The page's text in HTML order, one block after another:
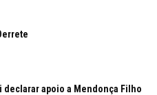
declarar apoio a Mendonça Filho